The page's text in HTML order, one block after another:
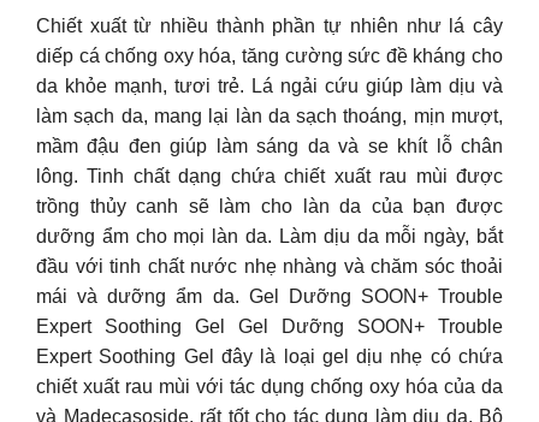
Chiết xuất từ nhiều thành phần tự nhiên như lá cây
diếp cá chống oxy hóa, tăng cường sức đề kháng cho
da khỏe mạnh, tươi trẻ. Lá ngải cứu giúp làm dịu và
làm sạch da, mang lại làn da sạch thoáng, mịn mượt,
mầm đậu đen giúp làm sáng da và se khít lỗ chân
lông. Tinh chất dạng chứa chiết xuất rau mùi được
trồng thủy canh sẽ làm cho làn da của bạn được
dưỡng ẩm cho mọi làn da. Làm dịu da mỗi ngày, bắt
đầu với tinh chất nước nhẹ nhàng và chăm sóc thoải
mái và dưỡng ẩm da. Gel Dưỡng SOON+ Trouble
Expert Soothing Gel Gel Dưỡng SOON+ Trouble
Expert Soothing Gel đây là loại gel dịu nhẹ có chứa
chiết xuất rau mùi với tác dụng chống oxy hóa của da
và Madecasoside, rất tốt cho tác dụng làm dịu da. Bộ